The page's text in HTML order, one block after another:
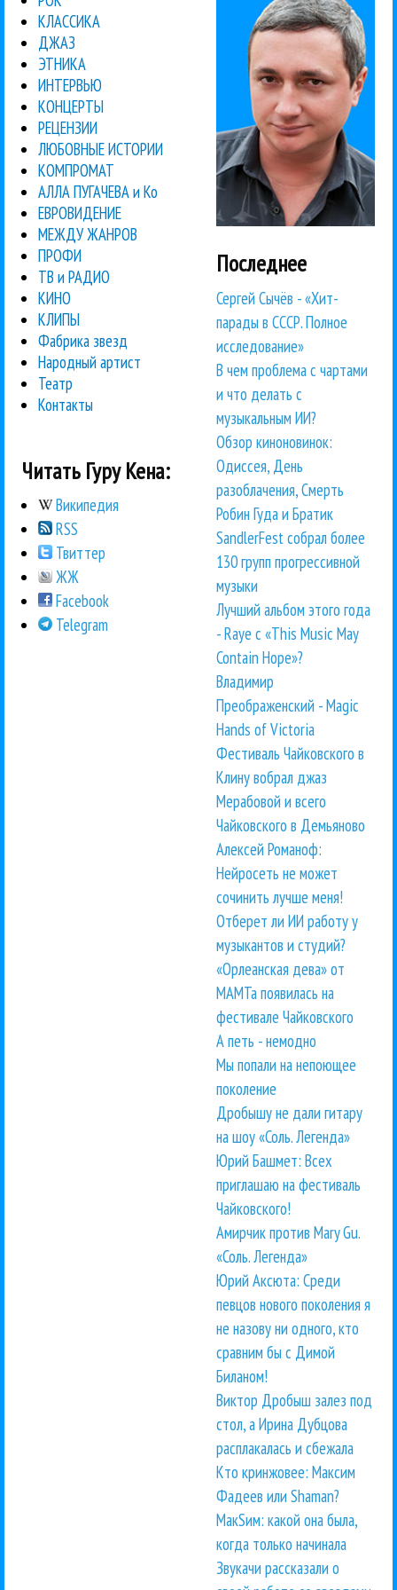
КЛАССИКА
ДЖАЗ
ЭТНИКА
ИНТЕРВЬЮ
КОНЦЕРТЫ
РЕЦЕНЗИИ
ЛЮБОВНЫЕ ИСТОРИИ
КОМПРОМАТ
АЛЛА ПУГАЧЕВА и Ко
ЕВРОВИДЕНИЕ
МЕЖДУ ЖАНРОВ
ПРОФИ
ТВ и РАДИО
КИНО
КЛИПЫ
Фабрика звезд
Народный артист
Театр
Контакты
Читать Гуру Кена:
Википедия
RSS
Твиттер
ЖЖ
Facebook
Telegram
Последнее
Сергей Сычёв - «Хит-
парады в СССР. Полное
исследование»
В чем проблема с чартами
и что делать с
музыкальным ИИ?
Обзор киноновинок:
Одиссея, День
разоблачения, Смерть
Робин Гуда и Братик
SandlerFest собрал более
130 групп прогрессивной
музыки
Лучший альбом этого года
- Raye с «This Music May
Contain Hope»?
Владимир
Преображенский - Magic
Hands of Victoria
Фестиваль Чайковского в
Клину вобрал джаз
Мерабовой и всего
Чайковского в Демьяново
Алексей Романоф:
Нейросеть не может
сочинить лучше меня!
Отберет ли ИИ работу у
музыкантов и студий?
«Орлеанская дева» от
МАМТа появилась на
фестивале Чайковского
А петь - немодно
Мы попали на непоющее
поколение
Дробышу не дали гитару
на шоу «Соль. Легенда»
Юрий Башмет: Всех
приглашаю на фестиваль
Чайковского!
Амирчик против Mary Gu.
«Соль. Легенда»
Юрий Аксюта: Среди
певцов нового поколения я
не назову ни одного, кто
сравним бы с Димой
Биланом!
Виктор Дробыш залез под
стол, а Ирина Дубцова
расплакалась и сбежала
Кто кринжовее: Максим
Фадеев или Shaman?
МакSим: какой она была,
когда только начинала
Звукачи рассказали о